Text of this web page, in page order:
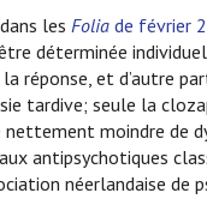
les Folia de février
déterminée
réponse, et d’autre
tardive; seule la
nettement moindre de
antipsychotiques
néerlandaise de